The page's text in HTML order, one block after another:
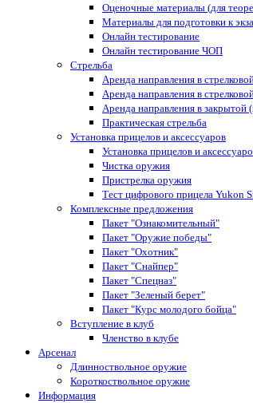
Оценочные материалы (для
Материалы для подготовки к
Онлайн тестирование
Онлайн тестирование ЧОП
Стрельба
Аренда направления в
Аренда направления в
Аренда направления в закрытой
Практическая стрельба
Установка прицелов и аксессуаров
Установка прицелов и
Чистка оружия
Пристрелка оружия
Тест цифрового прицела Yukon
Комплексные предложения
Пакет "Ознакомительный"
Пакет "Оружие победы"
Пакет "Охотник"
Пакет "Снайпер"
Пакет "Спецназ"
Пакет "Зеленый берет"
Пакет "Курс молодого бойца"
Вступление в клуб
Членство в клубе
Арсенал
Длинноствольное оружие
Короткоствольное оружие
Информация